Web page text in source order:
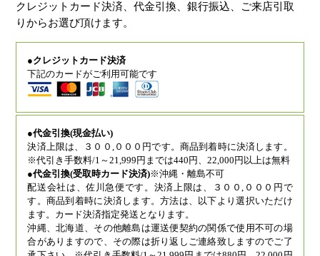
クレジットカード決済、代金引換、銀行振込、ご来店引取
りからお選び頂けます。
●クレジットカード決済
下記のカードがご利用可能です
●代金引換(現金払い)
決済上限は、３００,０００円です。商品到着時に決済します。
※代引き手数料/1～21,999円までは440円、22,000円以上は無料
●代金引換(受取時カード決済)※沖縄・離島不可
配送会社は、佐川急便です。決済上限は、３００,０００円で
す。商品到着時に決済します。方法は、以下より選択いただけ
ます。カード決済指定発送となります。
沖縄、北海道、その他離島は運送便契約の関係で使用不可の場
合がありますので、その際は折り返しご連絡致しますのでご了